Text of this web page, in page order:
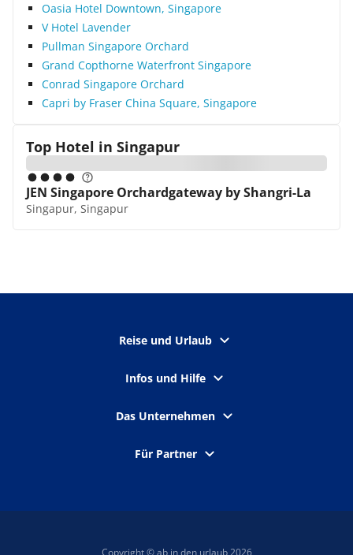
Oasia Hotel Downtown, Singapore
V Hotel Lavender
Pullman Singapore Orchard
Grand Copthorne Waterfront Singapore
Conrad Singapore Orchard
Capri by Fraser China Square, Singapore
Top Hotel in Singapur
JEN Singapore Orchardgateway by Shangri-La
Singapur, Singapur
Reise und Urlaub
Infos und Hilfe
Das Unternehmen
Für Partner
Copyright © ab in den urlaub 2026